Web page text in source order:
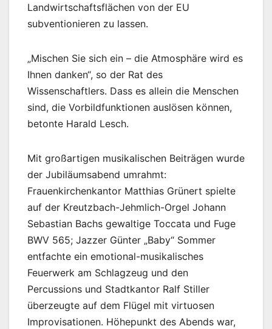
Landwirtschaftsflächen von der EU
subventionieren zu lassen.
„Mischen Sie sich ein – die Atmosphäre wird es
Ihnen danken“, so der Rat des
Wissenschaftlers. Dass es allein die Menschen
sind, die Vorbildfunktionen auslösen können,
betonte Harald Lesch.
Mit großartigen musikalischen Beiträgen wurde
der Jubiläumsabend umrahmt:
Frauenkirchenkantor Matthias Grünert spielte
auf der Kreutzbach-Jehmlich-Orgel Johann
Sebastian Bachs gewaltige Toccata und Fuge
BWV 565; Jazzer Günter „Baby“ Sommer
entfachte ein emotional-musikalisches
Feuerwerk am Schlagzeug und den
Percussions und Stadtkantor Ralf Stiller
überzeugte auf dem Flügel mit virtuosen
Improvisationen. Höhepunkt des Abends war,